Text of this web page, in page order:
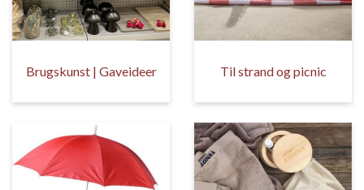
Brugskunst | Gaveideer Til strand og picnic